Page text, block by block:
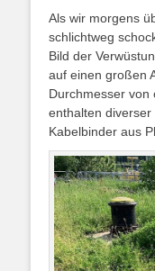
Als wir morgens
schlichtweg
Bild der
auf einen großen
Durchmesser von
enthalten
Kabelbinder aus